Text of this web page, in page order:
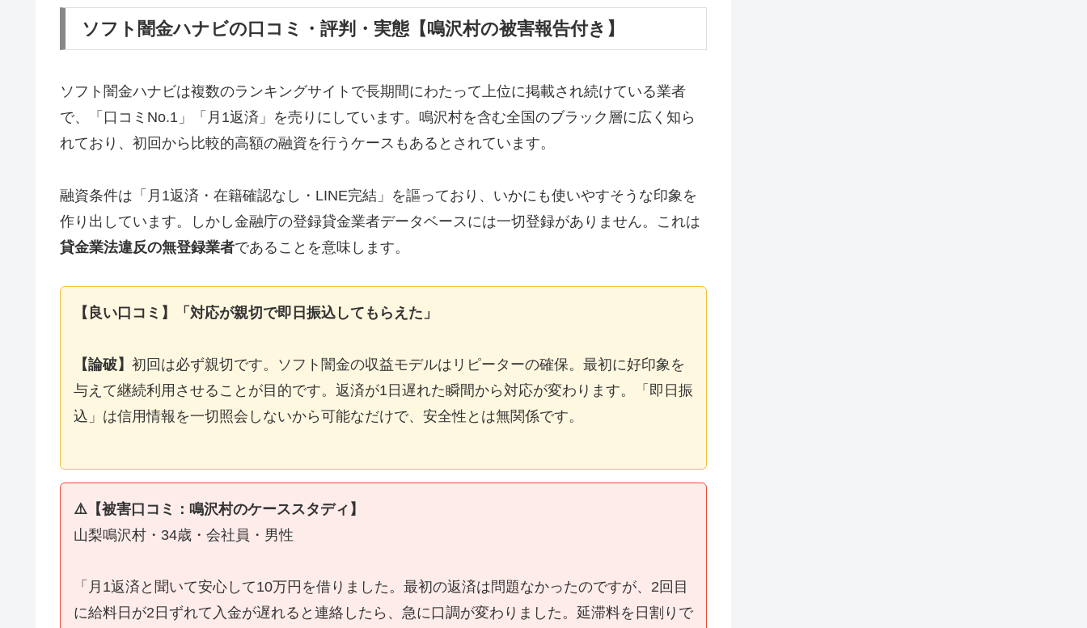
ソフト闇金ハナビの口コミ・評判・実態【鳴沢村の被害報告付き】
ソフト闇金ハナビは複数のランキングサイトで長期間にわたって上位に掲載され続けている業者
で、「口コミNo.1」「月1返済」を売りにしています。鳴沢村を含む全国のブラック層に広く知ら
れており、初回から比較的高額の融資を行うケースもあるとされています。
融資条件は「月1返済・在籍確認なし・LINE完結」を謳っており、いかにも使いやすそうな印象を
作り出しています。しかし金融庁の登録貸金業者データベースには一切登録がありません。これは
貸金業法違反の無登録業者であることを意味します。
【良い口コミ】「対応が親切で即日振込してもらえた」
【論破】 初回は必ず親切です。ソフト闇金の収益モデルはリピーターの確保。最初に好印象を
与えて継続利用させることが目的です。返済が1日遅れた瞬間から対応が変わります。「即日振
込」は信用情報を一切照会しないから可能なだけで、安全性とは無関係です。
⚠️【被害口コミ：鳴沢村のケーススタディ】
山梨鳴沢村・34歳・会社員・男性
「月1返済と聞いて安心して10万円を借りました。最初の返済は問題なかったのですが、2回目
に給料日が2日ずれて入金が遅れると連絡したら、急に口調が変わりました。延滞料を日割りで